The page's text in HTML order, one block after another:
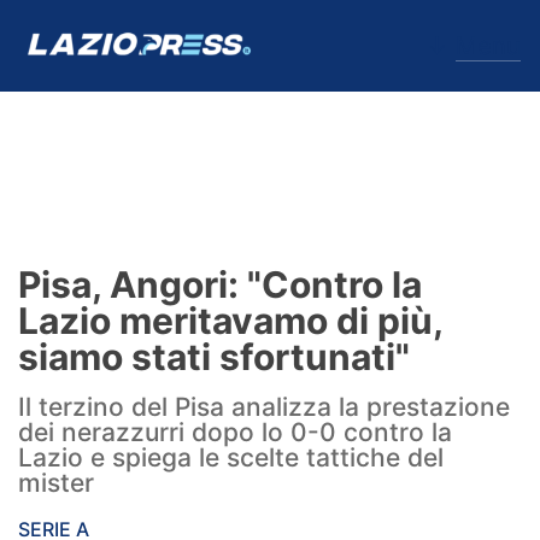
Formello
Infortuni
Primavera
Calciomercato
Lazio Women
Pisa, Angori: "Contro la
Lazio meritavamo di più,
siamo stati sfortunati"
Il terzino del Pisa analizza la prestazione
dei nerazzurri dopo lo 0-0 contro la
Lazio e spiega le scelte tattiche del
mister
SERIE A